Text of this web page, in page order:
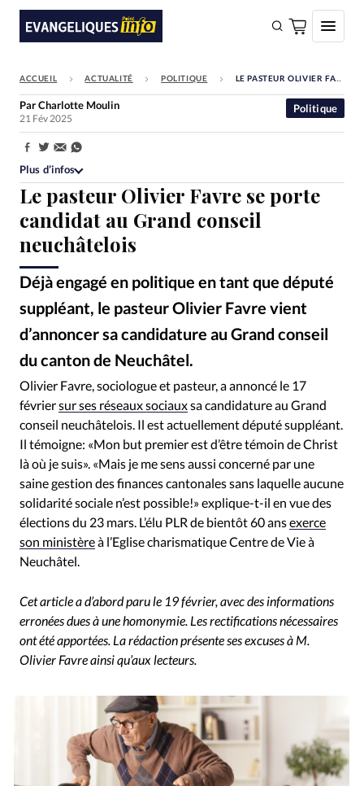
FAIRE UN DON
Faire un don
Eglises
Société
Monde
Bible
Toute l'actualité
Se connecter
Devise:CHF
RUBRIQUES
Toute l'actualité Bible Culture
Economie
Eglises
Histoire Laicité
Liberté religieuse
Mission
Monde People Politique
Religions
Société
ACCUEIL ACTUALITÉ POLITIQUE LE PASTEUR OLIVIER FAVRE SE PORTE CANDIDAT AU GRAND CONSEIL NEUCHÂTELOIS
Le pasteur Olivier Favre se porte
candidat au Grand conseil
neuchâtelois
Déjà engagé en politique en tant que député
suppléant, le pasteur Olivier Favre vient
d’annoncer sa candidature au Grand conseil
du canton de Neuchâtel.
Politique
ParCharlotte Moulin
21 Fév 2025
Partager:
Plus d’infos
Olivier Favre, sociologue et pasteur, a annoncé le 17
févriersur ses réseaux sociauxsa candidature au Grand
conseil neuchâtelois. Il est actuellement député suppléant.
Il témoigne: «Mon but premier est d’être témoin de Christ
là où je suis». «Mais je me sens aussi concerné par une
saine gestion des finances cantonales sans laquelle aucune
solidarité sociale n’est possible!» explique-t-il en vue des
élections du 23 mars. L’élu PLR de bientôt 60 ansexerce
son ministèreà l’Eglise charismatique Centre de Vie à
Neuchâtel.
Cet article a d’abord paru le 19 février, avec des informations
erronées dues à une homonymie. Les rectifications nécessaires
ont été apportées. La rédaction présente ses excuses à M.
Olivier Favre ainsi qu’aux lecteurs.